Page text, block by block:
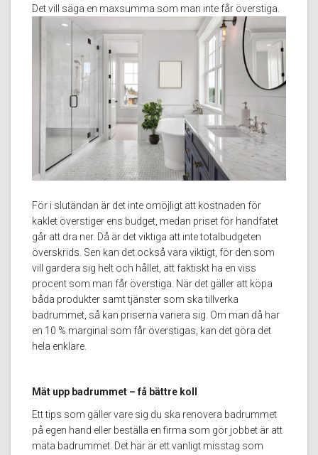
Det vill säga en maxsumma som man inte får överstiga.
För i slutändan är det inte omöjligt att kostnaden för
kaklet överstiger ens budget, medan priset för handfatet
går att dra ner. Då är det viktiga att inte totalbudgeten
överskrids. Sen kan det också vara viktigt, för den som
vill gardera sig helt och hållet, att faktiskt ha en viss
procent som man får överstiga. När det gäller att köpa
båda produkter samt tjänster som ska tillverka
badrummet, så kan priserna variera sig. Om man då har
en 10 % marginal som får överstigas, kan det göra det
hela enklare.
Mät upp badrummet – få bättre koll
Ett tips som gäller vare sig du ska renovera badrummet
på egen hand eller beställa en firma som gör jobbet är att
mäta badrummet. Det här är ett vanligt misstag som